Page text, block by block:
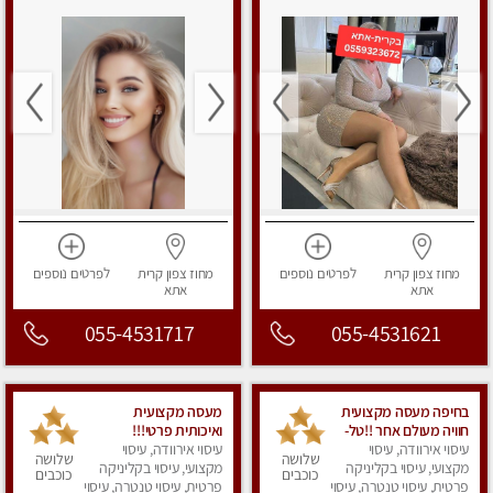
מחוז צפוןקרית
אתא
לפרטים נוספים
055-4531621
מחוז צפוןקרית
אתא
לפרטים נוספים
055-4531717
בחיפה מעסה מקצועית
חוויה מעולם אחר !!טל-
0544840029
עיסוי אירוודה, עיסוי
מקצועי, עיסוי בקליניקה
פרטית, עיסוי טנטרה, עיסוי
שלושה
כוכבים
מעסה מקצועית
ואיכותית פרטי!!!
עיסוי אירוודה, עיסוי
מקצועי, עיסוי בקליניקה
פרטית, עיסוי טנטרה, עיסוי
שלושה
כוכבים